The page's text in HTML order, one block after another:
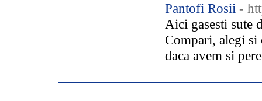
Pantofi Rosii -
Aici gasesti sute
Compari, alegi
daca avem si